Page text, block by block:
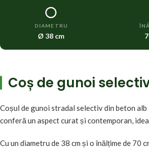
⭕
DIAMETRU
Ø 38 cm
Coș de gunoi
Coșul de gunoi stradal selectiv din beton
conferă un aspect curat și contemporan,
Cu un diametru de 38 cm și o înălțime de